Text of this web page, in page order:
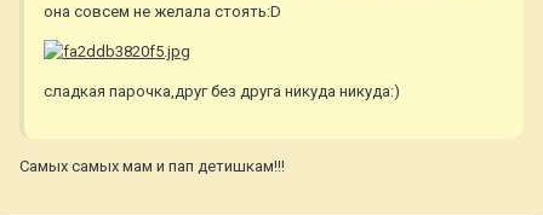
она совсем не желала стоять:D
сладкая парочка,друг без друга никуда никуда:)
Самых самых мам и пап детишкам!!!